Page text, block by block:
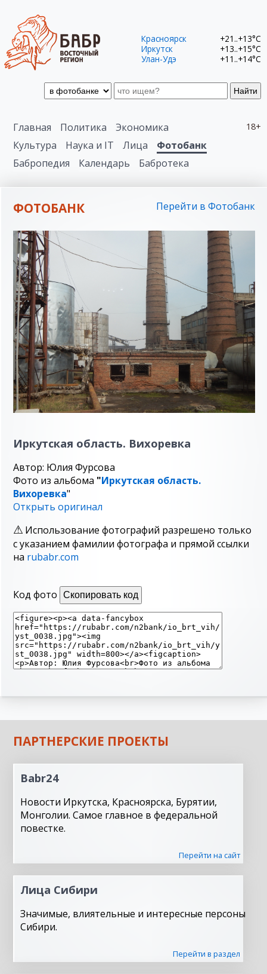
Найти
Красноярск
+21..+13°C
Иркутск
+13..+15°C
Улан-Удэ
+11..+14°C
18+
Главная Политика
Экономика
Культура
Наука и IT Лица
Фотобанк
Бабропедия
Календарь Бабротека
ФОТОБАНК Перейти в Фотобанк
Иркутская область. Вихоревка
Автор: Юлия Фурсова
Фото из альбома "Иркутская область.
Вихоревка"
Открыть оригинал
Использование фотографий разрешено только
с указанием фамилии фотографа и прямой ссылки
на rubabr.com
Код фото Скопировать код
ПАРТНЕРСКИЕ ПРОЕКТЫ
Babr24
Новости Иркутска, Красноярска, Бурятии,
Монголии. Самое главное в федеральной
повестке.
Перейти на сайт
Лица Сибири
Значимые, влиятельные и интересные персоны
Сибири.
Перейти в раздел